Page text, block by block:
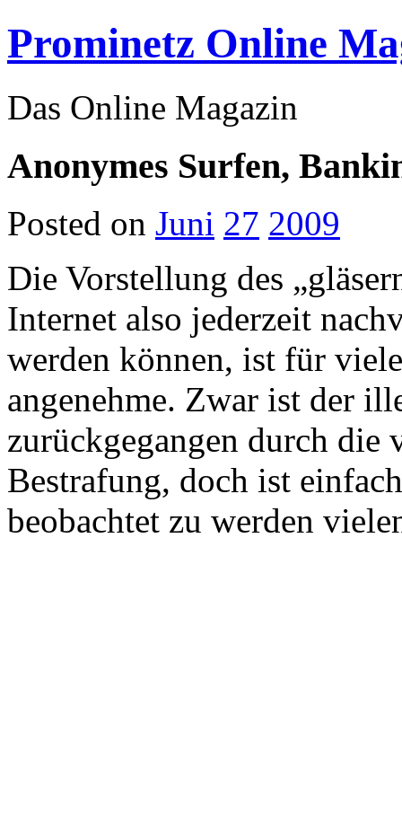
Prominetz Online
Das Online Magazin
Anonymes Surfen,
Posted on Juni 27 2009
Die Vorstellung des
Internet also jederzeit
werden können, ist für
angenehme. Zwar ist der
zurückgegangen durch die
Bestrafung, doch ist
beobachtet zu werden